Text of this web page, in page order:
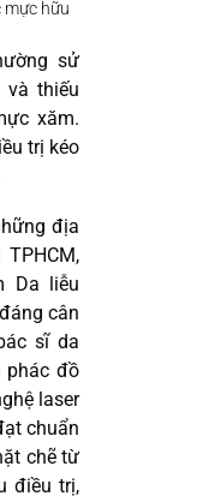
mực hữu
sử
thiếu
xăm.
trị kéo
địa
Da liễu
cân
sĩ da
phác đồ
laser
chuẩn
chẽ từ
điều trị,